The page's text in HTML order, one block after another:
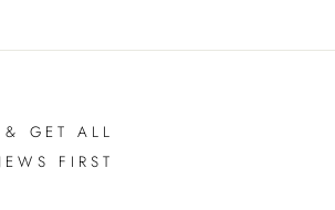
GET ALL
FIRST